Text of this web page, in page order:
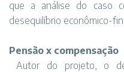
que a análise do caso
desequilíbrio econômico-
Pensão x compensação
Autor do projeto, o